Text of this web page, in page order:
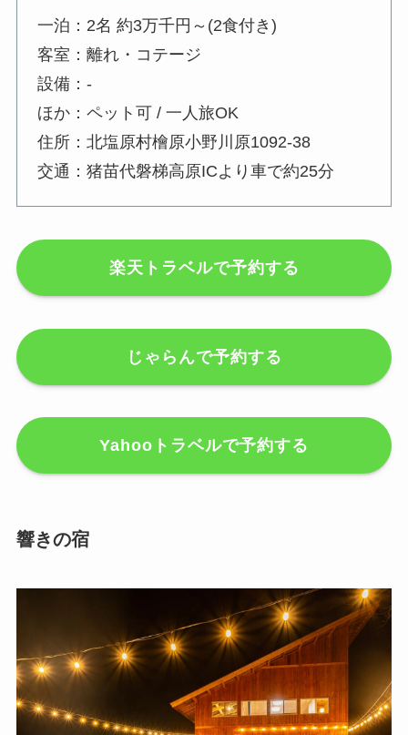
一泊：2名 約3万千円～(2食付き)
客室：離れ・コテージ
設備：-
ほか：ペット可 / 一人旅OK
住所：北塩原村檜原小野川原1092-38
交通：猪苗代磐梯高原ICより車で約25分
楽天トラベルで予約する
じゃらんで予約する
Yahooトラベルで予約する
響きの宿